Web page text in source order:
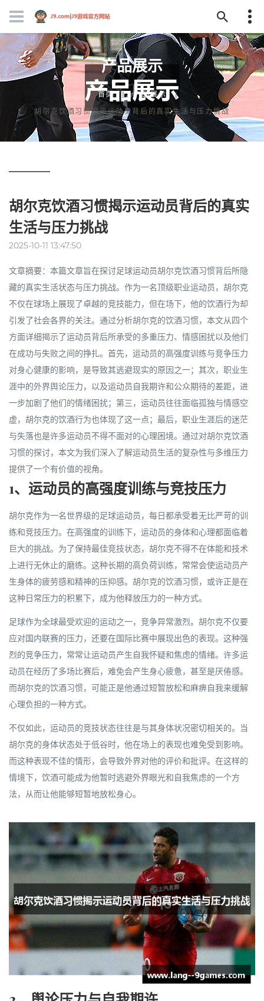
产品展示
首页
产品展示
胡尔克饮酒习惯揭示运动员背后的真实生活与压力挑战
胡尔克饮酒习惯揭示运动员背后的真实
生活与压力挑战
2025-10-11 13:47:50
文章摘要：本篇文章旨在探讨足球运动员胡尔克饮酒习惯背后所隐
藏的真实生活状态与压力挑战。作为一名顶级职业运动员，胡尔克
不仅在球场上展现了卓越的竞技能力，但在场下，他的饮酒行为却
引发了社会各界的关注。通过分析胡尔克的饮酒习惯，本文从四个
方面详细揭示了运动员背后所承受的多重压力、情感困扰以及他们
在成功与失败之间的挣扎。首先，运动员的高强度训练与竞争压力
对身心健康的影响，是导致其逃避现实的原因之一；其次，职业生
涯中的外界舆论压力，以及运动员自我期许和公众期待的差距，进
一步加剧了他们的情绪困扰；第三，运动员往往面临孤独与情感空
虚，胡尔克的饮酒行为也体现了这一点；最后，职业生涯后的迷茫
与失落也是许多运动员不得不面对的心理困境。通过对胡尔克饮酒
习惯的探讨，本文为我们深入了解运动员生活的复杂性与多维压力
提供了一个有价值的视角。
1、运动员的高强度训练与竞技压力
胡尔克作为一名世界级的足球运动员，每日都承受着无比严苛的训
练和竞技压力。在高强度的训练下，运动员的身体和心理都面临着
巨大的挑战。为了保持最佳竞技状态，胡尔克不得不在体能和技术
上进行无休止的磨练。这种长期的高负荷训练，常常会使运动员产
生身体的疲劳感和精神的压抑感。胡尔克的饮酒习惯，或许正是在
这种日常压力的积累下，成为他释放压力的一种方式。
足球作为全球最受欢迎的运动之一，竞争异常激烈。胡尔克不仅要
应对国内联赛的压力，还要在国际比赛中展现出色的表现。这种强
烈的竞争压力，常常让运动员产生自我怀疑和焦虑的情绪。许多运
动员在经历了多场比赛后，难免会产生身心疲惫，甚至是厌倦感。
而胡尔克的饮酒习惯，可能正是他通过短暂放松和麻痹自我来缓解
心理负担的一种方式。
不仅如此，运动员的竞技状态往往是与其身体状况密切相关的。当
胡尔克的身体状态处于低谷时，他在场上的表现也难免受到影响。
而这种表现不佳的情形，会导致外界对他的评价和批评。在这样的
情境下，饮酒可能成为他暂时逃避外界眼光和自我焦虑的一个方
法，从而让他能够短暂地放松身心。